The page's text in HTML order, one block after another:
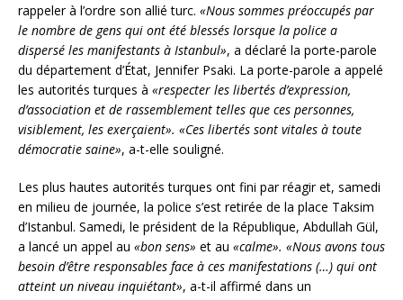
rappeler à l’ordre son allié turc. «Nous sommes préoccupés par
le nombre de gens qui ont été blessés lorsque la police a
dispersé les manifestants à Istanbul», a déclaré la porte-parole
du département d’État, Jennifer Psaki. La porte-parole a appelé
les autorités turques à «respecter les libertés d’expression,
d’association et de rassemblement telles que ces personnes,
visiblement, les exerçaient». «Ces libertés sont vitales à toute
démocratie saine», a-t-elle souligné.
Les plus hautes autorités turques ont fini par réagir et, samedi
en milieu de journée, la police s’est retirée de la place Taksim
d’Istanbul. Samedi, le président de la République, Abdullah Gül,
a lancé un appel au «bon sens» et au «calme». «Nous avons tous
besoin d’être responsables face à ces manifestations (…) qui ont
atteint un niveau inquiétant», a-t-il affirmé dans un